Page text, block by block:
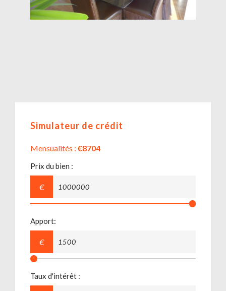
Simulateur de crédit
Mensualités : €8704
Prix du bien :
€
Apport:
€
Taux d'intérêt :